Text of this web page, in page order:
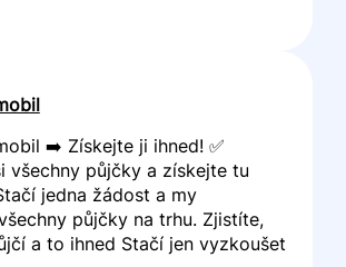
➡️ Získejte ji ihned! ✅
všechny půjčky a získejte tu
jedna žádost a my
půjčky na trhu. Zjistíte,
a to ihned Stačí jen vyzkoušet